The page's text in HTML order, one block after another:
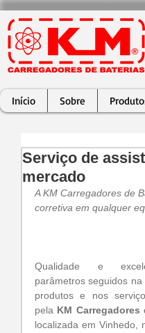
Início Sobre
Serviço de
mercado
A KM Carregadores de
corretiva em qualquer
Qualidade e
parâmetros seguidos
produtos e nos
pela KM Carregadores
localizada em Vinhedo,